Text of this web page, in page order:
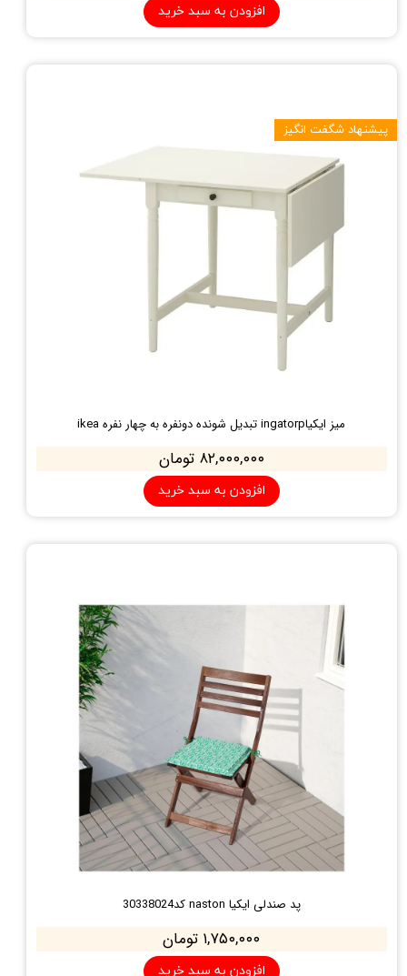
افزودن به سبد خرید
میز ایکیاingatorp تبدیل شونده دونفره به چهار نفره ikea
۸۲,۰۰۰,۰۰۰ تومان
افزودن به سبد خرید
پیشنهاد شگفت انگیز
پد صندلی ایکیا naston کد30338024
۱,۷۵۰,۰۰۰ تومان
افزودن به سبد خرید